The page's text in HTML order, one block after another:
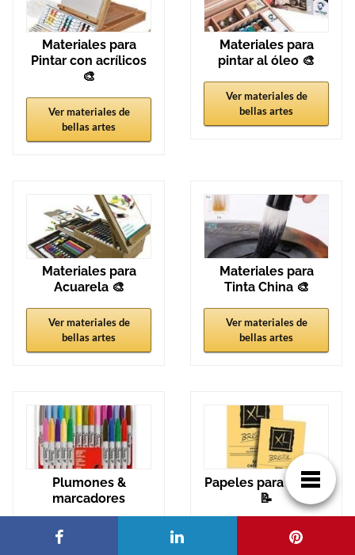
Materiales para
Pintar con acrílicos
🎨
Ver materiales de
bellas artes
Materiales para
pintar al óleo 🎨
Ver materiales de
bellas artes
Materiales para
Acuarela 🎨
Ver materiales de
bellas artes
Materiales para
Tinta China 🎨
Ver materiales de
bellas artes
Plumones &
marcadores
Ver materiales de
Papeles para dibujar
📝
Ver materiales de